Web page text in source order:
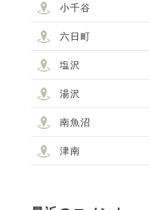
小千谷
六日町
塩沢
湯沢
南魚沼
津南